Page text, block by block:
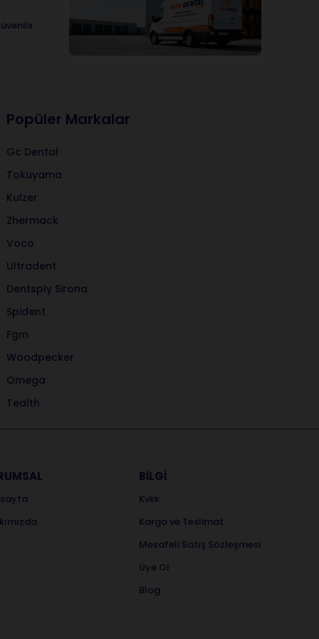
Popüler Markalar
Gc Dental
Tokuyama
Kulzer
Zhermack
Voco
Ultradent
Dentsply Sirona
Spident
Fgm
Woodpecker
Omega
Tealth
BİLGİ
Kvkk
Kargo ve Teslimat
Mesafeli Satış Sözleşmesi
Üye Ol
Blog